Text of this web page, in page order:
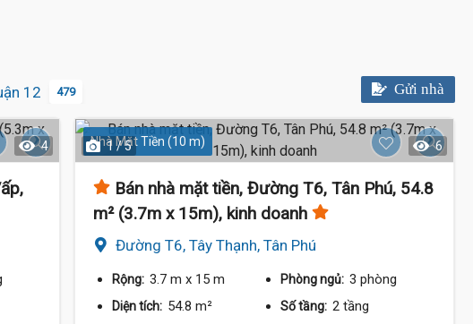
Gửi nhà
12 479
4 Nhà Mặt Tiền (10 m)
1 / 5 6
Bán nhà mặt tiền, Đường T6, Tân Phú, 54.8
m² (3.7m x 15m), kinh doanh
Đường T6, Tây Thạnh, Tân Phú
Rộng: 3.7 m x 15 m Phòng ngủ: 3 phòng
Diện tích: 54.8 m² Số tầng: 2 tầng